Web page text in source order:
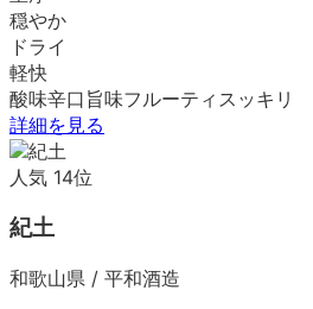
穏やか
ドライ
軽快
酸味辛口 旨味フルーティ スッキリ
詳細を見る
人気 14位
紀土
和歌山県 / 平和酒造